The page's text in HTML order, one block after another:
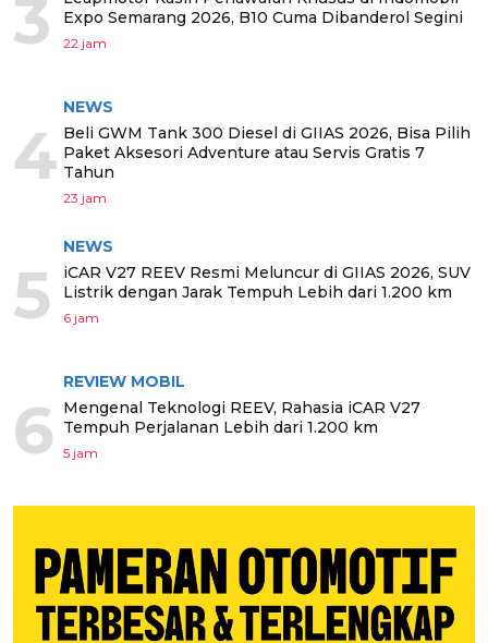
3
Expo Semarang 2026, B10 Cuma Dibanderol Segini
22 jam
4
NEWS
Beli GWM Tank 300 Diesel di GIIAS 2026, Bisa Pilih
Paket Aksesori Adventure atau Servis Gratis 7
Tahun
23 jam
5
NEWS
iCAR V27 REEV Resmi Meluncur di GIIAS 2026, SUV
Listrik dengan Jarak Tempuh Lebih dari 1.200 km
6 jam
6
REVIEW MOBIL
Mengenal Teknologi REEV, Rahasia iCAR V27
Tempuh Perjalanan Lebih dari 1.200 km
5 jam